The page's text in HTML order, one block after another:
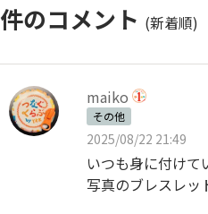
件のコメント (新着順)
maiko
その他
2025/08/22 21:49
いつも身に付け
写真のブレスレッ